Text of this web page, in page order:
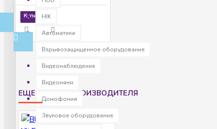
HIK
Автоматика
Взрывозащищенное оборудование
Видеонаблюдение
Видеоняни
Домофония
Звуковое оборудование
Купить
ЕЩЕ ТОВАРЫ ПРОИЗВОДИТЕЛЯ